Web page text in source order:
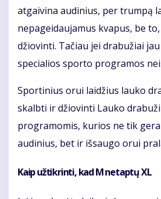
atgaivina audinius, per trumpą
nepageidaujamus kvapus, be
džiovinti. Tačiau jei drabužiai
specialios sporto programos
Sportinius orui laidžius lauko
skalbti ir džiovinti Lauko
programomis, kurios ne tik
audinius, bet ir išsaugo orui
Kaip užtikrinti, kad M netaptų XL